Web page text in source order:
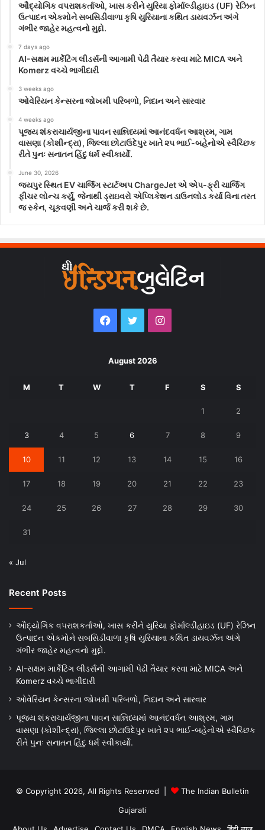
ઔદ્યોગિક વપરાશકર્તાઓ, ખાસ કરીને યુરિયા ફોર્માલ્ડીહાઇડ (UF) રેઝિન
ઉત્પાદન એકમોને સબસિડીવાળા કૃષિ યુરિયાના કથિત ડાયવર્ઝન અંગે
ગંભીર જાહેર મહત્વનો મુદ્દો.
7 days ago
AI-સક્ષમ માર્કેટિંગ લીડર્સની આગામી પેઢી તૈયાર કરવા માટે MICA અને
Komerz વચ્ચે ભાગીદારી
3 weeks ago
ઓવેરિયન કેન્સરના જોખમી પરિબળો, નિદાન અને સારવાર
4 weeks ago
પૂજ્ય શંકરાચાર્યજીના પાવન સાન્નિધ્યમાં આનંદવર્ધન આશ્રમ, ગામ
વાસણા (કોશીન્દ્રા), જિલ્લા છોટાઉદેપુર ખાતે ૨૫ ભાઈ-બહેનોએ સ્વૈચ્છિક
રીતે પુનઃ સનાતન હિંદુ ધર્મ સ્વીકાર્યો.
June 30, 2026
જયપુર સ્થિત EV ચાર્જિંગ સ્ટાર્ટઅપ ChargeJet એ એપ-ફ્રી ચાર્જિંગ
ફીચર લોન્ચ કર્યું, જેનાથી ડ્રાઇવરો એપ્લિકેશન ડાઉનલોડ કર્યા વિના તરત
જ સ્કેન, ચૂકવણી અને ચાર્જ કરી શકે છે.
Facebook
TwitterInstagram
August 2026
M T W T F S S
1 2
3 4 5 6 7 8 9
10 11 12 13 14 15 16
17 18 19 20 21 22 23
24 25 26 27 28 29 30
31
« Jul
Recent Posts
ઔદ્યોગિક વપરાશકર્તાઓ, ખાસ કરીને યુરિયા ફોર્માલ્ડીહાઇડ (UF) રેઝિન
ઉત્પાદન એકમોને સબસિડીવાળા કૃષિ યુરિયાના કથિત ડાયવર્ઝન અંગે
ગંભીર જાહેર મહત્વનો મુદ્દો.
AI-સક્ષમ માર્કેટિંગ લીડર્સની આગામી પેઢી તૈયાર કરવા માટે MICA અને
Komerz વચ્ચે ભાગીદારી
ઓવેરિયન કેન્સરના જોખમી પરિબળો, નિદાન અને સારવાર
પૂજ્ય શંકરાચાર્યજીના પાવન સાન્નિધ્યમાં આનંદવર્ધન આશ્રમ, ગામ
વાસણા (કોશીન્દ્રા), જિલ્લા છોટાઉદેપુર ખાતે ૨૫ ભાઈ-બહેનોએ સ્વૈચ્છિક
રીતે પુનઃ સનાતન હિંદુ ધર્મ સ્વીકાર્યો.
© Copyright 2026, All Rights Reserved |
The Indian Bulletin
Gujarati